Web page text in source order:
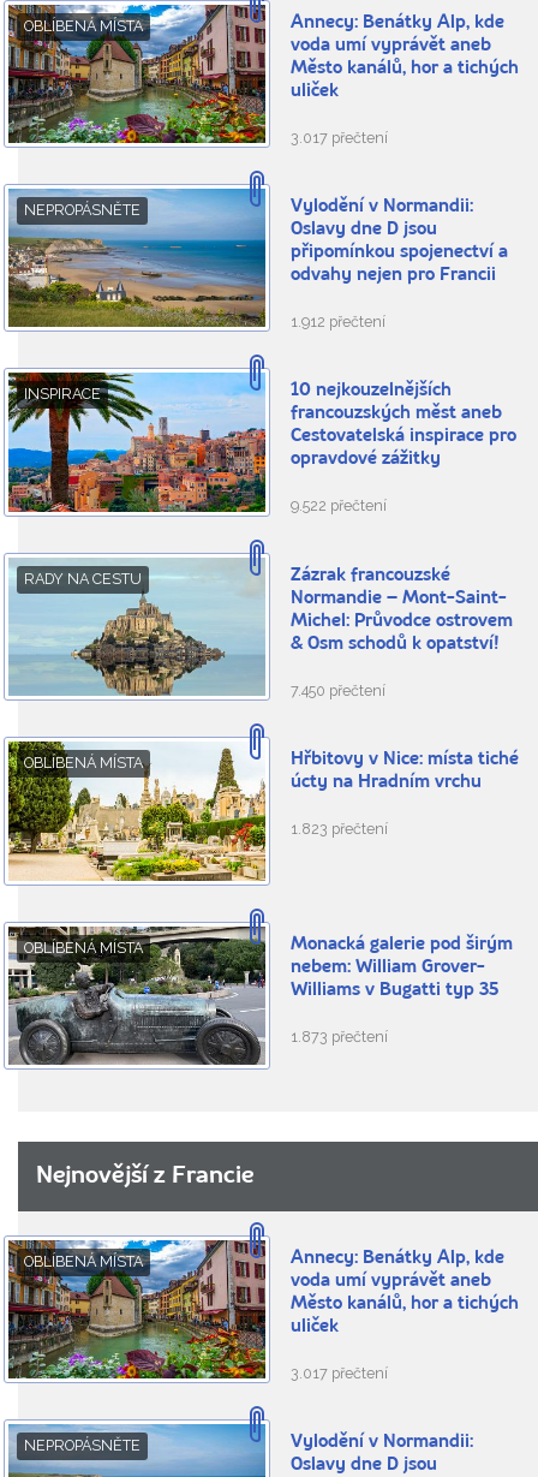
OBLÍBENÁ MÍSTA
Annecy: Benátky Alp, kde
voda umí vyprávět aneb
Město kanálů, hor a tichých
uliček
3.017 přečtení
NEPROPÁSNĚTE
Vylodění v Normandii:
Oslavy dne D jsou
připomínkou spojenectví a
odvahy nejen pro Francii
1.912 přečtení
INSPIRACE
10 nejkouzelnějších
francouzských měst aneb
Cestovatelská inspirace pro
opravdové zážitky
9.522 přečtení
RADY NA CESTU
Zázrak francouzské
Normandie – Mont-Saint-
Michel: Průvodce ostrovem
& Osm schodů k opatství!
7.450 přečtení
OBLÍBENÁ MÍSTA
Hřbitovy v Nice: místa tiché
úcty na Hradním vrchu
1.823 přečtení
OBLÍBENÁ MÍSTA
Monacká galerie pod širým
nebem: William Grover-
Williams v Bugatti typ 35
1.873 přečtení
Nejnovější z Francie
OBLÍBENÁ MÍSTA
Annecy: Benátky Alp, kde
voda umí vyprávět aneb
Město kanálů, hor a tichých
uliček
3.017 přečtení
NEPROPÁSNĚTE
Vylodění v Normandii:
Oslavy dne D jsou